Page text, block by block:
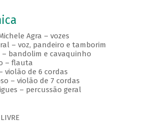
Agra – vozes
– voz, pandeiro e tamborim
– bandolim e cavaquinho
– flauta
violão de 6 cordas
– violão de 7 cordas
– percussão geral
LIVRE